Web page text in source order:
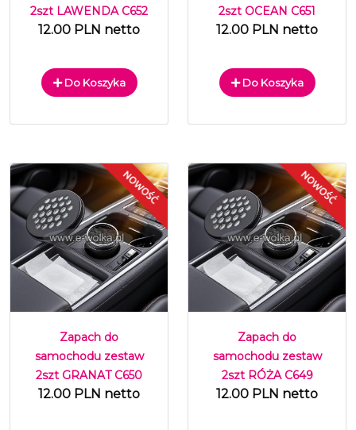
2szt LAWENDA C652
12.00 PLN netto
Do Koszyka
2szt OCEAN C651
12.00 PLN netto
Do Koszyka
Zapach do
samochodu zestaw
2szt GRANAT C650
12.00 PLN netto
Zapach do
samochodu zestaw
2szt RÓŻA C649
12.00 PLN netto